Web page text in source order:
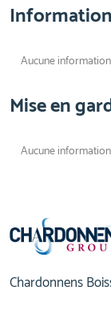
Aucune
Mise en
Aucune
Chardonnens